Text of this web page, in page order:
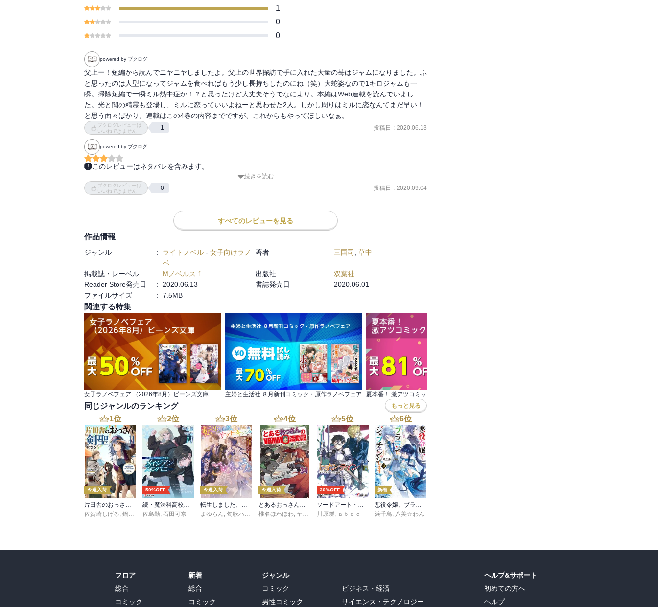
1
0
0
powered by ブクログ
父上ー！短編から読んでニヤニヤしましたよ。父上の世界探訪で手に入れた大量の苺はジャムになりました。ふ
と思ったのは人型になってジャムを食べればもう少し長持ちしたのにね（笑）大蛇姿なので1キロジャムも一
瞬。掃除短編で一瞬ミル熱中症か！？と思ったけど大丈夫そうでなにより。本編はWeb連載を読んでいまし
た。光と闇の精霊も登場し、ミルに恋っていいよねーと思わせた2人。しかし周りはミルに恋なんてまだ早い！
と思う面々ばかり。連載はこの4巻の内容までですが、これからもやってほしいなぁ。
ブクログレビューは
いいねできません
1 投稿日 : 2020.06.13
powered by ブクログ
このレビューはネタバレを含みます。
どうやら私は18歳で亡くなって、雪の精霊の子どもとして生まれ変わったみたい。
前世の記憶にあるキツネよりもコロンと丸く、白銀の毛だまのような子ギツネに。
で山を降りて王都に向かうことにした。
屈強で強面な隻眼の騎士にすっかり餌付けされて、ご機嫌で砦生活を満喫するうちに。
まったりとモフモフに癒されるお話。
恋愛もドキドキするような事件もないけれど、ほんわかと心温まる。
モフモフに魅せられすぎな気もするけれど、気持ちもわかる。
あー、私も1日5モフくらいはしたいなあ。
お腹に顔を埋めるとか、羨ましすぎる。
続きを読む
ブクログレビューは
いいねできません
0 投稿日 : 2020.09.04
すべてのレビューを見る
作品情報
ジャンル : ライトノベル - 女子向けラノ
ベ
著者 : 三国司 , 草中
掲載誌・レーベル : Mノベルスｆ 出版社 : 双葉社
Reader Store発売日
: 2020.06.13 書誌発売日 : 2020.06.01
ファイルサイズ
: 7.5MB
関連する特集
女子ラノベフェア （2026年8月）ビーンズ文庫 主婦と生活社 ８月新刊コミック・原作ラノベフェア 夏本番！ 激アツコミック・ラノベフェア！！
同じジャンルのランキング もっと見る
1位
今週入荷
佐賀崎しげる 鍋島テツヒロ
2位
50%OFF
続・魔法科高校の劣等生 メイジアン・カンパニー(11)
佐島勤 石田可奈
3位
今週入荷
まゆらん ,匈歌ハトリ
4位
今週入荷
椎名ほわほわ ヤマーダ
5位
30%OFF
川原礫, ａｂｅｃ
6位
新着
浜千鳥
八美☆わん
フロア
総合
コミック
新着
総合
コミック
ジャンル
コミック
男性コミック
ビジネス・経済
サイエンス・テクノロジー
ヘルプ&サポート
初めての方へ
ヘルプ